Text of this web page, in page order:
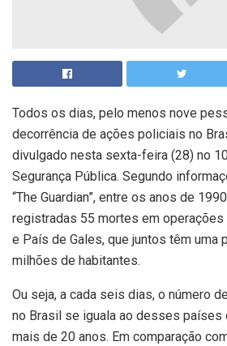
Todos os dias, pelo menos nove
decorrência de ações policiais no
divulgado nesta sexta-feira (28) no
Segurança Pública. Segundo
“The Guardian”, entre os anos de
registradas 55 mortes em
e País de Gales, que juntos têm uma
milhões de habitantes.
Ou seja, a cada seis dias, o número
no Brasil se iguala ao desses países
mais de 20 anos. Em comparação